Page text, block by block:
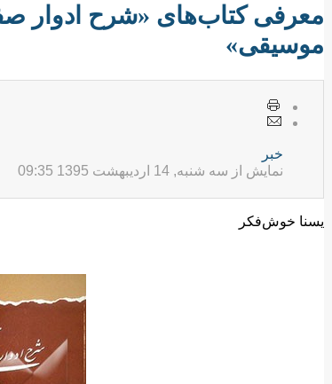
معرفی کتاب‌های «شرح ادوار
موسیقی»
خبر
نمایش از سه شنبه, 14 ارديبهشت 1395 09:35
یسنا خوش‌فکر